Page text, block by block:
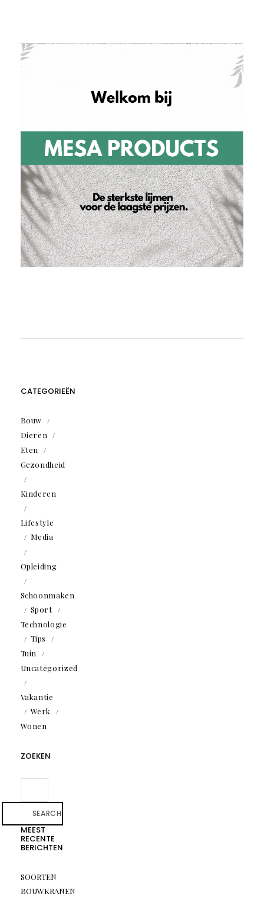
CATEGORIEËN
Bouw
Dieren
Eten
Gezondheid
Kinderen
Lifestyle
Media
Opleiding
Schoonmaken
Sport
Technologie
Tips
Tuin
Uncategorized
Vakantie
Werk
Wonen
ZOEKEN
SEARCH
MEEST
RECENTE
BERICHTEN
SOORTEN
BOUWKRANEN